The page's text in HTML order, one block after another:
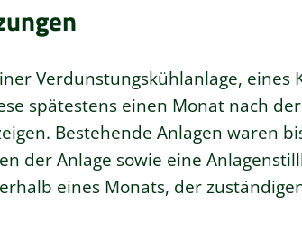
Verdunstungskühlanlage, eines
spätestens einen Monat nach
Bestehende Anlagen waren
der Anlage sowie eine
eines Monats, der